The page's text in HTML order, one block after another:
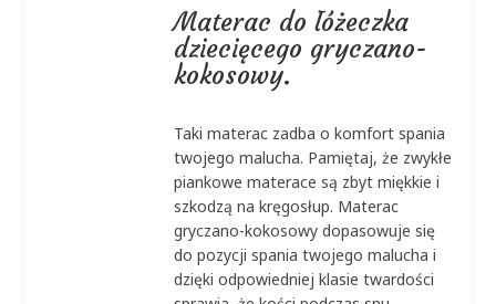
Materac do łóżeczka
dziecięcego gryczano-
kokosowy.
Taki materac zadba o komfort spania
twojego malucha. Pamiętaj, że zwykłe
piankowe materace są zbyt miękkie i
szkodzą na kręgosłup. Materac
gryczano-kokosowy dopasowuje się
do pozycji spania twojego malucha i
dzięki odpowiedniej klasie twardości